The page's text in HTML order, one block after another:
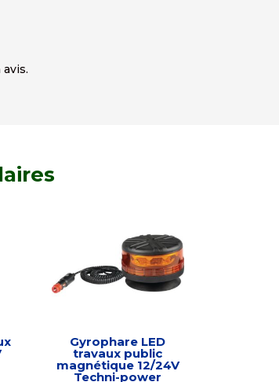
Gyrophare LED
travaux public
magnétique 12/24V
Techni-power